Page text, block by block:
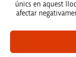
únics en aquest
afectar
Avís legal
Política de